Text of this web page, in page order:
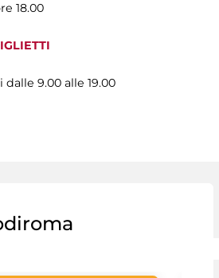
18.00
9.00 alle 19.00